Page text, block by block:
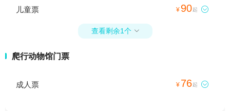
儿童票 ¥ 90起 
查看剩余1个 
爬行动物馆门票
成人票 ¥ 76起 